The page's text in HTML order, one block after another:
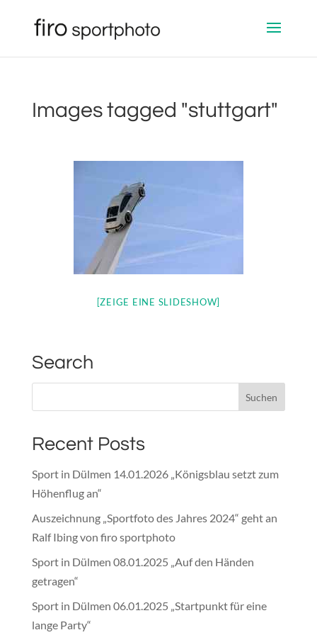
Images tagged "stuttgart"
[ZEIGE EINE SLIDESHOW]
Search
Recent Posts
Sport in Dülmen 14.01.2026 „Königsblau setzt zum
Höhenflug an“
Auszeichnung „Sportfoto des Jahres 2024“ geht an
Ralf Ibing von firo sportphoto
Sport in Dülmen 08.01.2025 „Auf den Händen
getragen“
Sport in Dülmen 06.01.2025 „Startpunkt für eine
lange Party“